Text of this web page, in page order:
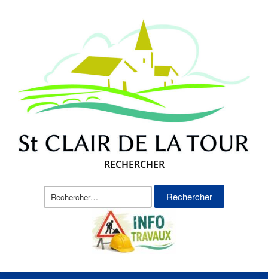
RECHERCHER
Rechercher :